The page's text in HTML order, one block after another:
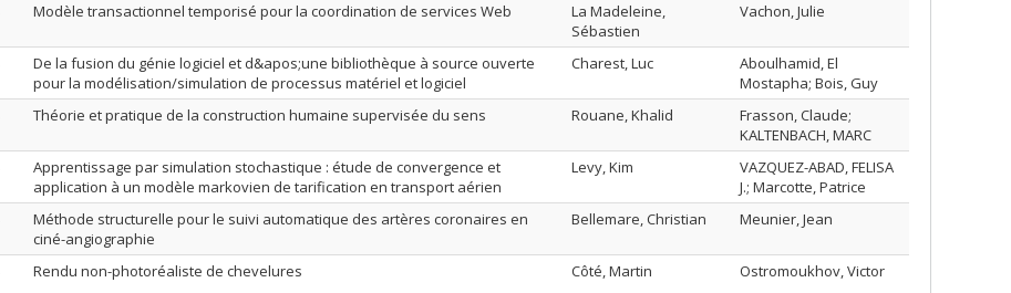
Modèle transactionnel temporisé pour la coordination de services Web
La Madeleine,
Sébastien
Vachon, Julie
De la fusion du génie logiciel et d&apos;une bibliothèque à source ouverte
pour la modélisation/simulation de processus matériel et logiciel
Charest, Luc
Aboulhamid, El
Mostapha; Bois, Guy
Théorie et pratique de la construction humaine supervisée du sens Rouane, Khalid
Frasson, Claude;
KALTENBACH, MARC
Apprentissage par simulation stochastique : étude de convergence et
application à un modèle markovien de tarification en transport aérien
Levy, Kim
VAZQUEZ-ABAD, FELISA
J.; Marcotte, Patrice
Méthode structurelle pour le suivi automatique des artères coronaires en
ciné-angiographie
Bellemare, Christian Meunier, Jean
Rendu non-photoréaliste de chevelures Côté, Martin Ostromoukhov, Victor